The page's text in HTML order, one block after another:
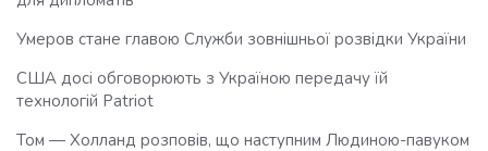
Умеров стане главою Служби зовнішньої розвідки України
США досі обговорюють з Україною передачу їй
технологій Patriot
Том — Холланд розповів, що наступним Людиною-павуком